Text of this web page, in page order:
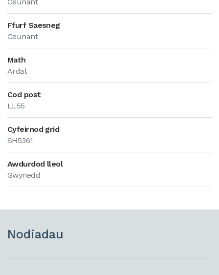
Ffurf Saesneg
Ceunant
Math
Ardal
Cod post
LL55
Cyfeirnod grid
SH5361
Awdurdod lleol
Gwynedd
Nodiadau